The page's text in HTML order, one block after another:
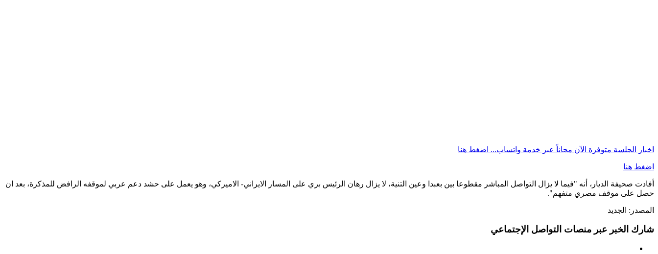
اخبار الجلسة متوفرة الآن مجاناً عبر خدمة واتساب... اضغط هنا
اضغط هنا
أفادت صحيفة الديار، أنه "فيما لا يزال التواصل المباشر مقطوعا بين بعبدا وعين التنية، لا يزال رهان الرئيس بري على المسار الايراني- الاميركي، وهو يعمل على حشد دعم عربي لموقفه الرافض للمذكرة، بعد ان
حصل على موقف مصري متفهم".
المصدر: الجديد
شارك الخبر عبر منصات التواصل الإجتماعي